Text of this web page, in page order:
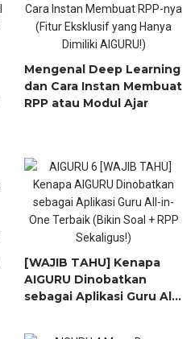
Mengenal Deep Learning
dan Cara Instan Membuat
RPP atau Modul Ajar
[WAJIB TAHU] Kenapa
AIGURU Dinobatkan
sebagai Aplikasi Guru All-
Soal + RPP Sekaligus!)